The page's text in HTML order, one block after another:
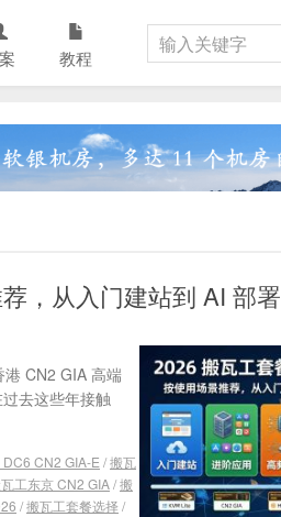
教程
，从入门建站到 AI 部署
CN2 GIA 高端
去这些年接触
CN2 GIA-E /搬瓦
工东京 CN2 GIA/搬
/搬瓦工套餐选择 /